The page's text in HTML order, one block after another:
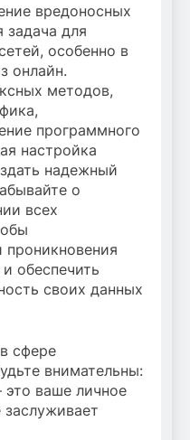
вредоносных
для
особенно в
онлайн.
методов,
программного
настройка
надежный
о
всех
обеспечить
своих данных
сфере
внимательны:
ваше личное
заслуживает